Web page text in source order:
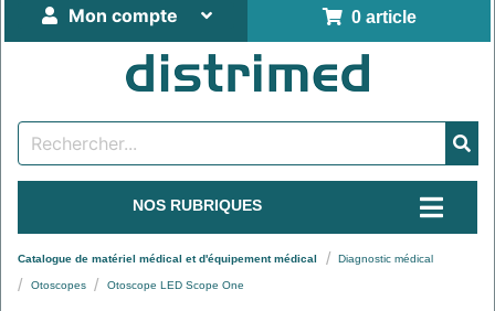
0 article
Mon compte
NOS RUBRIQUES
Catalogue de matériel médical et d'équipement médical Diagnostic médical
Otoscopes Otoscope LED Scope One